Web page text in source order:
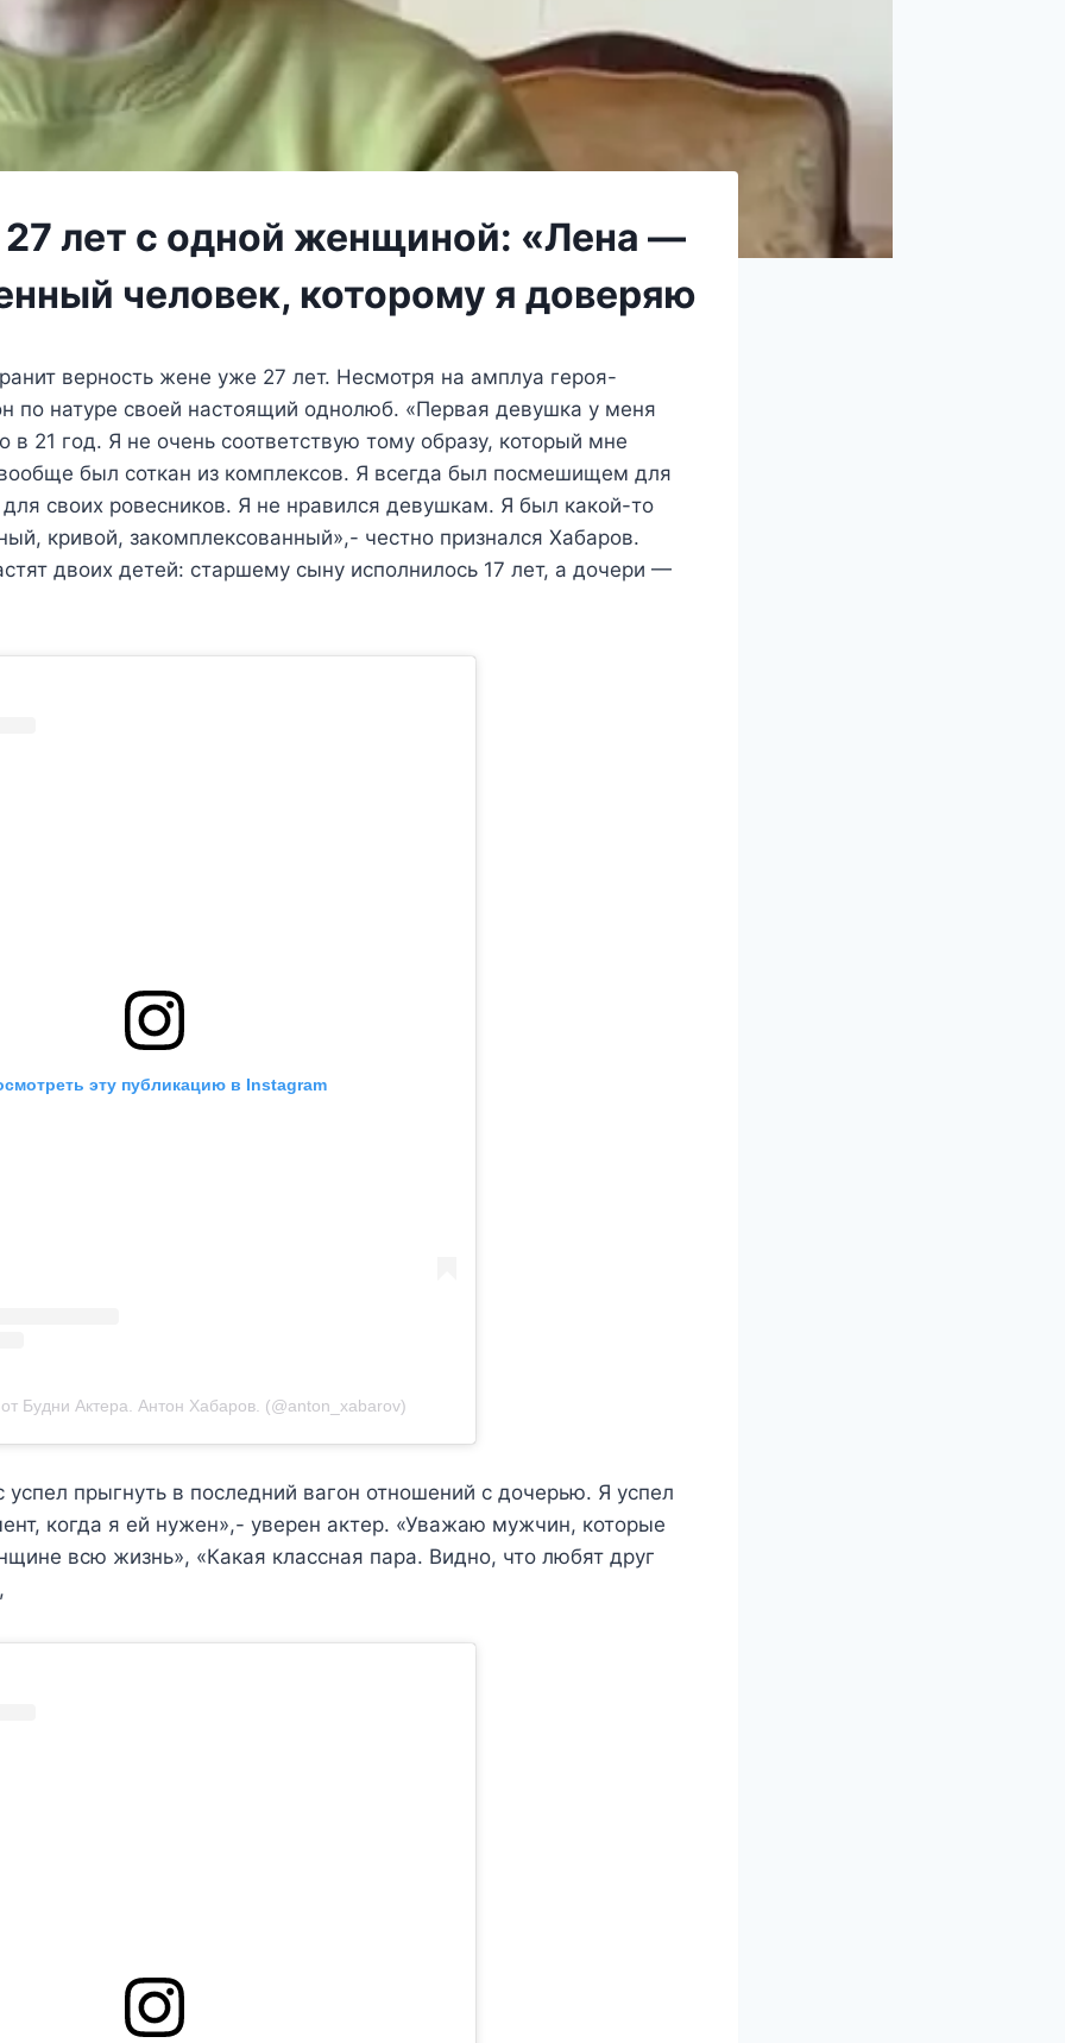
лет с одной женщиной: «Лена —
человек, которому я доверяю
верность жене уже 27 лет. Несмотря на амплуа героя-
по натуре своей настоящий однолюб. «Первая девушка у меня
в 21 год. Я не очень соответствую тому образу, который мне
был соткан из комплексов. Я всегда был посмешищем для
своих ровесников. Я не нравился девушкам. Я был какой-то
кривой, закомплексованный»,- честно признался Хабаров.
двоих детей: старшему сыну исполнилось 17 лет, а дочери —
эту публикацию в Instagram
Будни Актера. Антон Хабаров. (@anton_xabarov)
успел прыгнуть в последний вагон отношений с дочерью. Я успел
когда я ей нужен»,- уверен актер. «Уважаю мужчин, которые
всю жизнь», «Какая классная пара. Видно, что любят друг